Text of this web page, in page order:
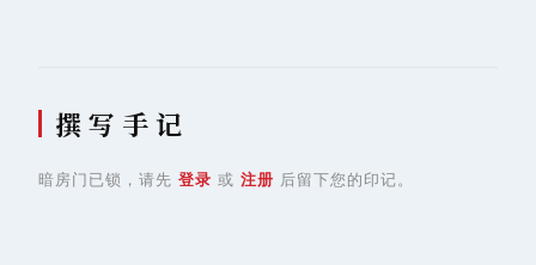
撰 写 手 记
暗房门已锁，请先 登录 或 注册 后留下您的印记。